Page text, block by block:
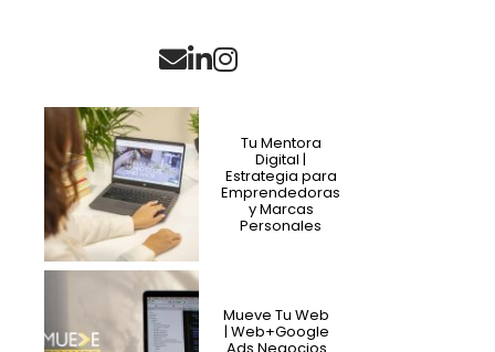
Tu Mentora
Digital |
Estrategia para
Emprendedoras
y Marcas
Personales
Mueve Tu Web
| Web+Google
Ads Negocios